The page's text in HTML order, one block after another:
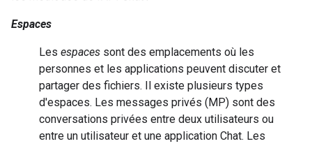
Espaces
Les espaces sont des emplacements où les
personnes et les applications peuvent discuter et
partager des fichiers. Il existe plusieurs types
d'espaces. Les messages privés (MP) sont des
conversations privées entre deux utilisateurs ou
entre un utilisateur et une application Chat. Les